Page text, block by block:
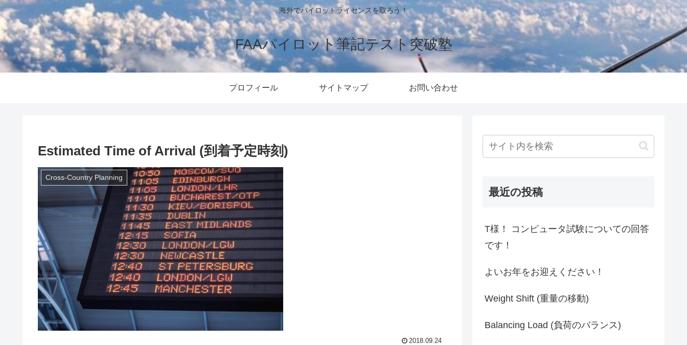
海外でパイロットライセンスを取ろう！
FAAパイロット筆記テスト突破塾
プロフィール サイトマップ お問い合わせ
Estimated Time of Arrival (到着予定時刻)
Cross-Country Planning
2018.09.24
最近の投稿
T様！ コンピュータ試験についての回答
です！
よいお年をお迎えください！
Weight Shift (重量の移動)
Balancing Load (負荷のバランス)